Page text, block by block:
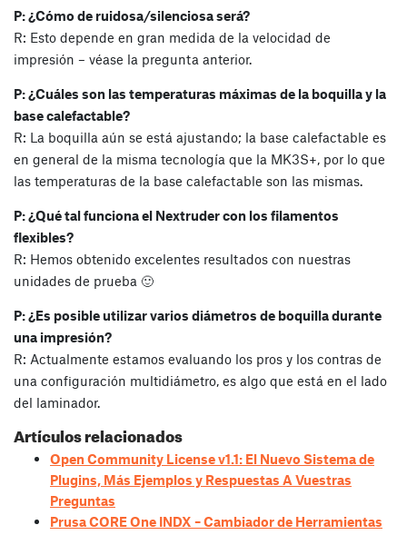
P: ¿Cómo de ruidosa/silenciosa será?
R: Esto depende en gran medida de la velocidad de
impresión – véase la pregunta anterior.
P: ¿Cuáles son las temperaturas máximas de la boquilla y la
base calefactable?
R: La boquilla aún se está ajustando; la base calefactable es
en general de la misma tecnología que la MK3S+, por lo que
las temperaturas de la base calefactable son las mismas.
P: ¿Qué tal funciona el Nextruder con los filamentos
flexibles?
R: Hemos obtenido excelentes resultados con nuestras
unidades de prueba 🙂
P: ¿Es posible utilizar varios diámetros de boquilla durante
una impresión?
R: Actualmente estamos evaluando los pros y los contras de
una configuración multidiámetro, es algo que está en el lado
del laminador.
Artículos relacionados
Open Community License v1.1: El Nuevo Sistema de
Plugins, Más Ejemplos y Respuestas A Vuestras
Preguntas
Prusa CORE One INDX – Cambiador de Herramientas